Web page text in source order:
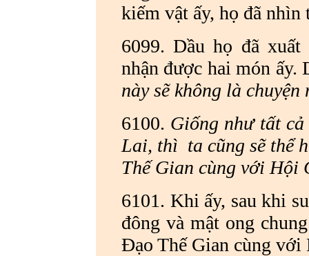
kiếm vật ấy, họ đã nhìn
6099. Dầu họ đã
nhận được hai món ấy.
này sẽ không là chuyện
6100. Giống như tất
Lai, thì ta cũng sẽ thể
Thế Gian cùng với Hội
6101. Khi ấy, sau khi
đông và mật ong
Đạo Thế Gian cùng với